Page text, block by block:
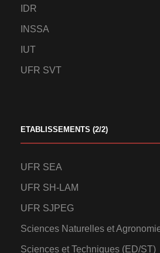
IDR
INSSA
IUT
UFR SVT
ETABLISSEMENTS (2/2)
UFR SEA
UFR SH-LAM
UFR SJPEG
Sciences Naturelles et
Sciences et Techniques (ED/ST)